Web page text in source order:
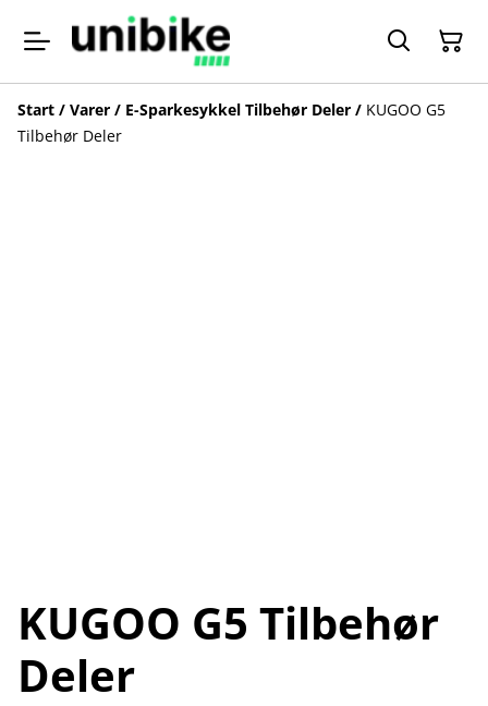
Start / Varer / E-Sparkesykkel Tilbehør Deler / KUGOO G5
Tilbehør Deler
KUGOO G5 Tilbehør
Deler